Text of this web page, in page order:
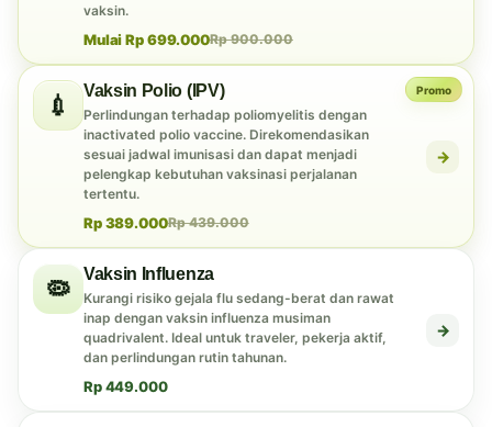
vaksin.
Mulai Rp 699.000Rp 900.000
Promo
💉
Vaksin Polio (IPV)
Perlindungan terhadap poliomyelitis dengan
inactivated polio vaccine. Direkomendasikan
sesuai jadwal imunisasi dan dapat menjadi
pelengkap kebutuhan vaksinasi perjalanan
tertentu.
Rp 389.000Rp 439.000
→
🦠
Vaksin Influenza
Kurangi risiko gejala flu sedang-berat dan rawat
inap dengan vaksin influenza musiman
quadrivalent. Ideal untuk traveler, pekerja aktif,
dan perlindungan rutin tahunan.
Rp 449.000
→